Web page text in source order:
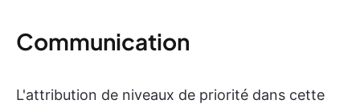
Communication
L'attribution de niveaux de priorité dans cette